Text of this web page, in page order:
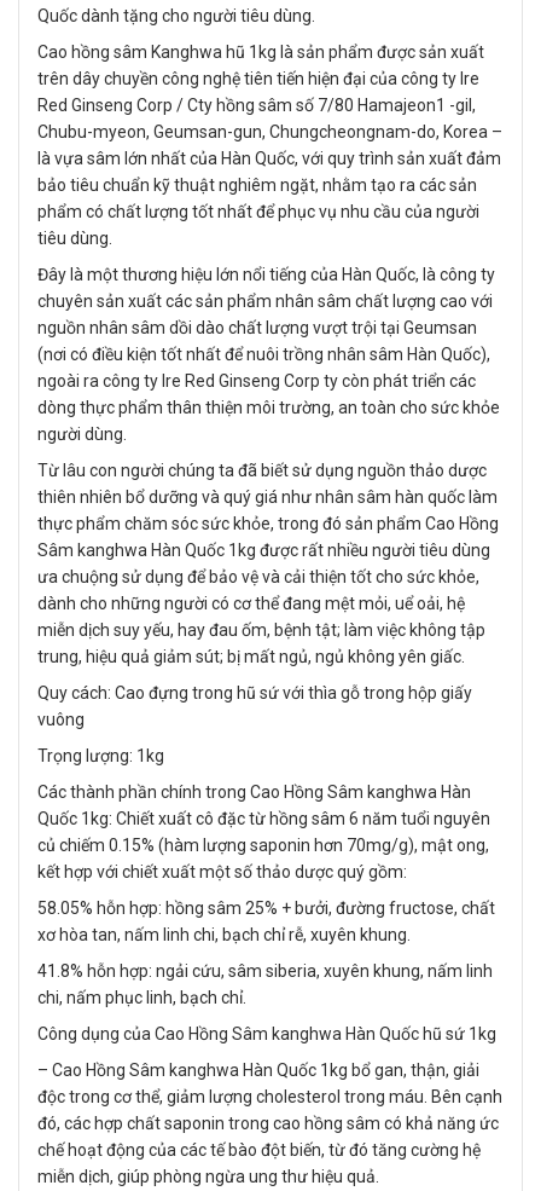
Quốc dành tặng cho người tiêu dùng.
Cao hồng sâm Kanghwa hũ 1kg là sản phẩm được sản xuất
trên dây chuyền công nghệ tiên tiến hiện đại của công ty Ire
Red Ginseng Corp / Cty hồng sâm số 7/80 Hamajeon1 -gil,
Chubu-myeon, Geumsan-gun, Chungcheongnam-do, Korea –
là vựa sâm lớn nhất của Hàn Quốc, với quy trình sản xuất đảm
bảo tiêu chuẩn kỹ thuật nghiêm ngặt, nhằm tạo ra các sản
phẩm có chất lượng tốt nhất để phục vụ nhu cầu của người
tiêu dùng.
Đây là một thương hiệu lớn nổi tiếng của Hàn Quốc, là công ty
chuyên sản xuất các sản phẩm nhân sâm chất lượng cao với
nguồn nhân sâm dồi dào chất lượng vượt trội tại Geumsan
(nơi có điều kiện tốt nhất để nuôi trồng nhân sâm Hàn Quốc),
ngoài ra công ty Ire Red Ginseng Corp ty còn phát triển các
dòng thực phẩm thân thiện môi trường, an toàn cho sức khỏe
người dùng.
Từ lâu con người chúng ta đã biết sử dụng nguồn thảo dược
thiên nhiên bổ dưỡng và quý giá như nhân sâm hàn quốc làm
thực phẩm chăm sóc sức khỏe, trong đó sản phẩm Cao Hồng
Sâm kanghwa Hàn Quốc 1kg được rất nhiều người tiêu dùng
ưa chuộng sử dụng để bảo vệ và cải thiện tốt cho sức khỏe,
dành cho những người có cơ thể đang mệt mỏi, uể oải, hệ
miễn dịch suy yếu, hay đau ốm, bệnh tật; làm việc không tập
trung, hiệu quả giảm sút; bị mất ngủ, ngủ không yên giấc.
Quy cách: Cao đựng trong hũ sứ với thìa gỗ trong hộp giấy
vuông
Trọng lượng: 1kg
Các thành phần chính trong Cao Hồng Sâm kanghwa Hàn
Quốc 1kg: Chiết xuất cô đặc từ hồng sâm 6 năm tuổi nguyên
củ chiếm 0.15% (hàm lượng saponin hơn 70mg/g), mật ong,
kết hợp với chiết xuất một số thảo dược quý gồm:
58.05% hỗn hợp: hồng sâm 25% + bưởi, đường fructose, chất
xơ hòa tan, nấm linh chi, bạch chỉ rễ, xuyên khung.
41.8% hỗn hợp: ngải cứu, sâm siberia, xuyên khung, nấm linh
chi, nấm phục linh, bạch chỉ.
Công dụng của Cao Hồng Sâm kanghwa Hàn Quốc hũ sứ 1kg
– Cao Hồng Sâm kanghwa Hàn Quốc 1kg bổ gan, thận, giải
độc trong cơ thể, giảm lượng cholesterol trong máu. Bên cạnh
đó, các hợp chất saponin trong cao hồng sâm có khả năng ức
chế hoạt động của các tế bào đột biến, từ đó tăng cường hệ
miễn dịch, giúp phòng ngừa ung thư hiệu quả.